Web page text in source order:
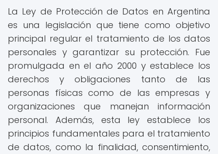
La Ley de Protección de Datos en Argentina
es una legislación que tiene como objetivo
principal regular el tratamiento de los datos
personales y garantizar su protección. Fue
promulgada en el año 2000 y establece los
derechos y obligaciones tanto de las
personas físicas como de las empresas y
organizaciones que manejan información
personal. Además, esta ley establece los
principios fundamentales para el tratamiento
de datos, como la finalidad, consentimiento,